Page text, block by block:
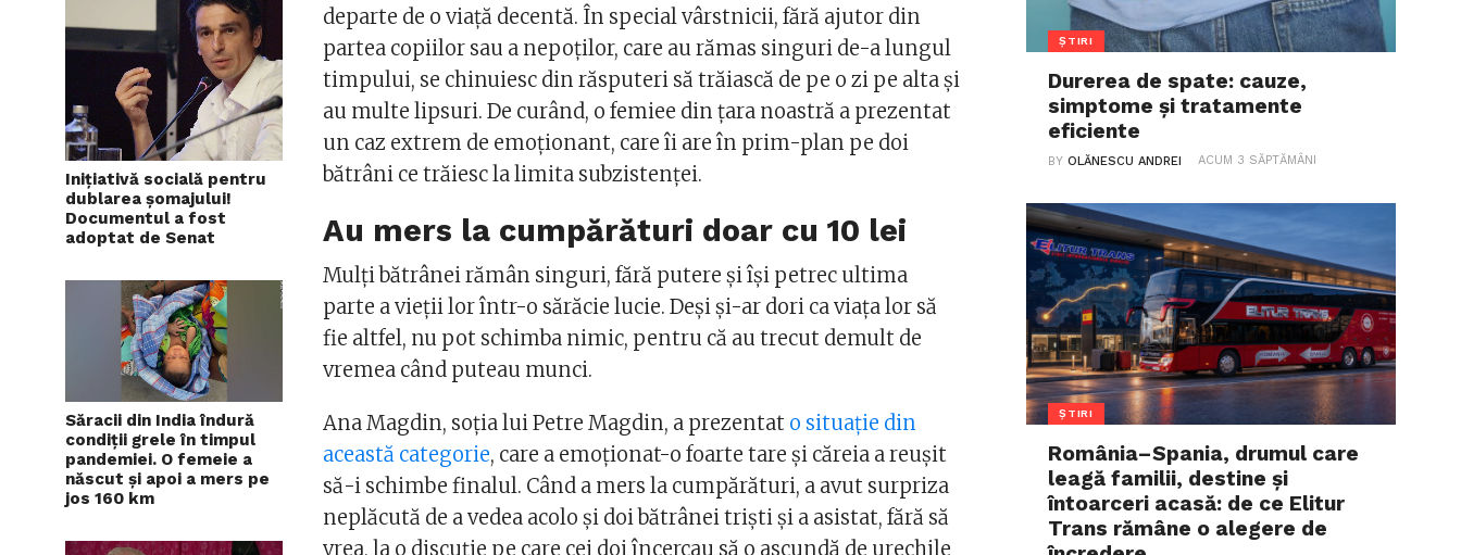
Inițiativă socială pentru
dublarea șomajului!
Documentul a fost
adoptat de Senat
Săracii din India îndură
condiții grele în timpul
pandemiei. O femeie a
născut și apoi a mers pe
jos 160 km
departe de o viață decentă. În special vârstnicii, fără ajutor din
partea copiilor sau a nepoților, care au rămas singuri de-a lungul
timpului, se chinuiesc din răsputeri să trăiască de pe o zi pe alta și
au multe lipsuri. De curând, o femiee din țara noastră a prezentat
un caz extrem de emoționant, care îi are în prim-plan pe doi
bătrâni ce trăiesc la limita subzistenței.
Au mers la cumpărături doar cu 10 lei
Mulți bătrânei rămân singuri, fără putere și își petrec ultima
parte a vieții lor într-o sărăcie lucie. Deși și-ar dori ca viața lor să
fie altfel, nu pot schimba nimic, pentru că au trecut demult de
vremea când puteau munci.
Ana Magdin, soția lui Petre Magdin, a prezentat o situație din
această categorie, care a emoționat-o foarte tare și căreia a reușit
să-i schimbe finalul. Când a mers la cumpărături, a avut surpriza
neplăcută de a vedea acolo și doi bătrânei triști și a asistat, fără să
vrea, la o discuție pe care cei doi încercau să o ascundă de urechile
ȘTIRI
Durerea de spate: cauze,
simptome și tratamente
eficiente
BYOLĂNESCU ANDREI ACUM 3 SĂPTĂMÂNI
ȘTIRI
România–Spania, drumul care
leagă familii, destine și
întoarceri acasă: de ce Elitur
Trans rămâne o alegere de